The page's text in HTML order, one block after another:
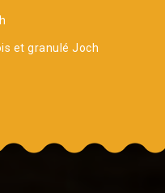
et granulé Joch